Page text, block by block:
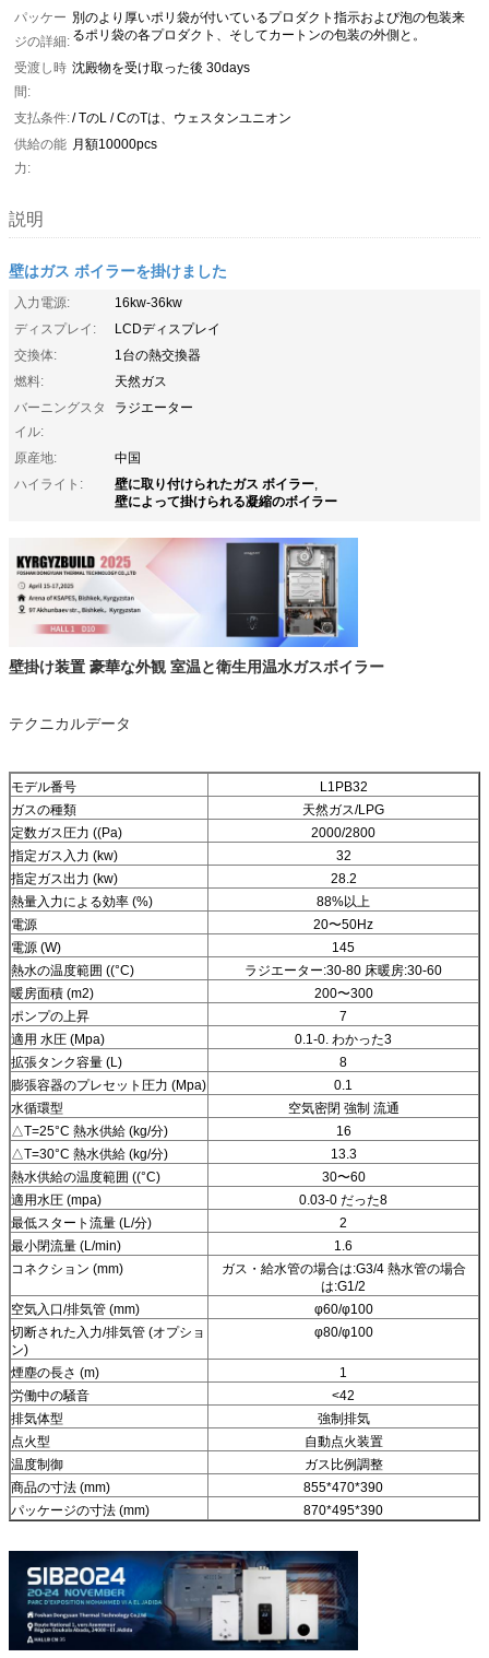
パッケー
ジの詳細:
別のより厚いポリ袋が付いているプロダクト指示および泡の包装来
るポリ袋の各プロダクト、そしてカートンの包装の外側と。
受渡し時
間:
沈殿物を受け取った後 30days
支払条件:/ TのL / CのTは、ウェスタンユニオン
供給の能
力:
月額10000pcs
説明
壁はガス ボイラーを掛けました
入力電源:
16kw-36kw
ディスプレイ:
LCDディスプレイ
交換体:
1台の熱交換器
燃料:
天然ガス
バーニングスタ
イル:
ラジエーター
原産地:
中国
ハイライト:
壁に取り付けられたガス ボイラー,
壁によって掛けられる凝縮のボイラー
壁掛け装置 豪華な外観 室温と衛生用温水ガスボイラー
テクニカルデータ
モデル番号
L1PB32
ガスの種類
天然ガス/LPG
定数ガス圧力 ((Pa)
2000/2800
指定ガス入力 (kw)
32
指定ガス出力 (kw)
28.2
熱量入力による効率 (%)
88%以上
電源
20〜50Hz
電源 (W)
145
熱水の温度範囲 ((°C)
ラジエーター:30-80 床暖房:30-60
暖房面積 (m2)
200〜300
ポンプの上昇
7
適用 水圧 (Mpa)
0.1-0. わかった3
拡張タンク容量 (L)
8
膨張容器のプレセット圧力 (Mpa)
0.1
水循環型
空気密閉 強制 流通
△T=25°C 熱水供給 (kg/分)
16
△T=30°C 熱水供給 (kg/分)
13.3
熱水供給の温度範囲 ((°C)
30〜60
適用水圧 (mpa)
0.03-0 だった8
最低スタート流量 (L/分)
2
最小閉流量 (L/min)
1.6
コネクション (mm)
ガス・給水管の場合は:G3/4 熱水管の場合
は:G1/2
空気入口/排気管 (mm)
φ60/φ100
切断された入力/排気管 (オプショ
ン)
φ80/φ100
煙塵の長さ (m)
1
労働中の騒音
<42
排気体型
強制排気
点火型
自動点火装置
温度制御
ガス比例調整
商品の寸法 (mm)
855*470*390
パッケージの寸法 (mm)
870*495*390